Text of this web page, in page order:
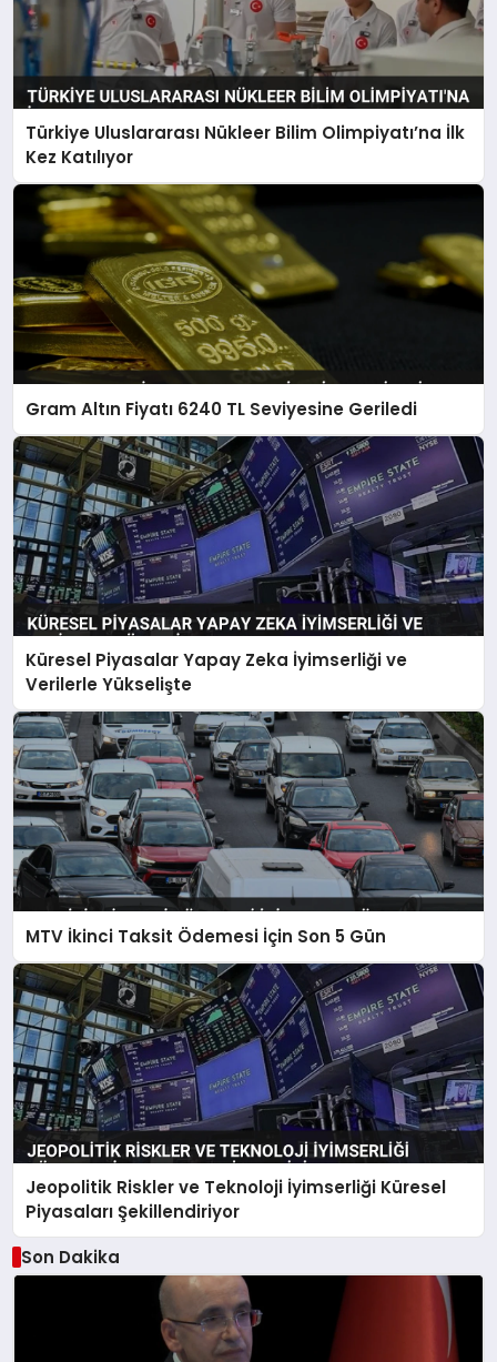
Türkiye Uluslararası Nükleer Bilim Olimpiyatı’na İlk
Kez Katılıyor
Gram Altın Fiyatı 6240 TL Seviyesine Geriledi
Küresel Piyasalar Yapay Zeka İyimserliği ve
Verilerle Yükselişte
MTV İkinci Taksit Ödemesi İçin Son 5 Gün
Jeopolitik Riskler ve Teknoloji İyimserliği Küresel
Piyasaları Şekillendiriyor
Son Dakika